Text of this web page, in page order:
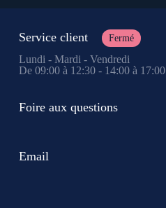
Service client Fermé
Lundi - Mardi - Vendredi
De 09:00 à 12:30 - 14:00 à 17:00
Foire aux questions
Email